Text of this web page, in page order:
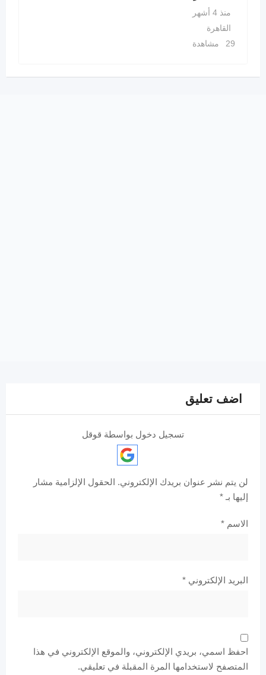
منذ 4 أشهر
القاهرة
29 مشاهدة
اضف تعليق
تسجيل دخول بواسطة قوقل
لن يتم نشر عنوان بريدك الإلكتروني. الحقول الإلزامية مشار
إليها بـ *
الاسم *
البريد الإلكتروني *
احفظ اسمي، بريدي الإلكتروني، والموقع الإلكتروني في هذا
المتصفح لاستخدامها المرة المقبلة في تعليقي.